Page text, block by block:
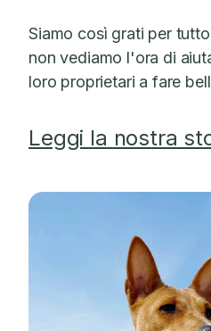
Siamo così grati per
non vediamo l'ora di
loro proprietari a fare
Leggi la nostra